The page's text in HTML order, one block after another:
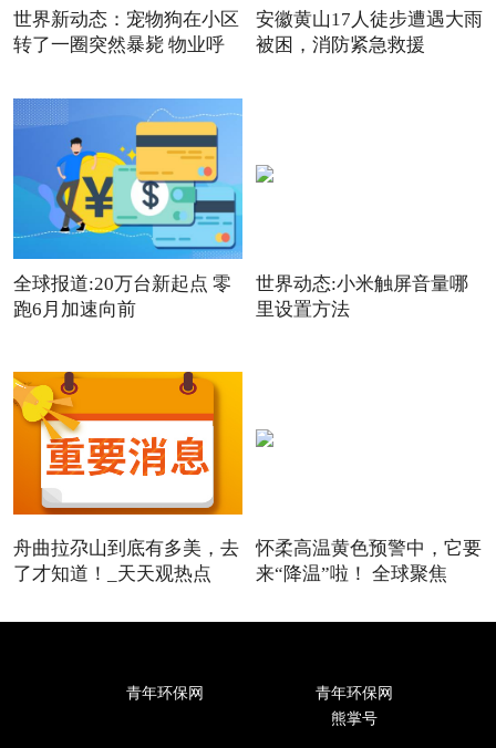
世界新动态：宠物狗在小区
转了一圈突然暴毙 物业呼
安徽黄山17人徒步遭遇大雨
被困，消防紧急救援
全球报道:20万台新起点 零
跑6月加速向前
世界动态:小米触屏音量哪
里设置方法
舟曲拉尕山到底有多美，去
了才知道！_天天观热点
怀柔高温黄色预警中，它要
来“降温”啦！ 全球聚焦
青年环保网
青年环保网
熊掌号